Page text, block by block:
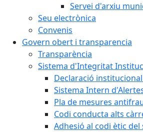
Servei d'arxiu
Seu electrònica
Convenis
Govern obert i transparencia
Transparència
Sistema d'Integritat
Declaració
Sistema Intern
Pla de mesures
Codi conducta alts
Adhesió al codi ètic